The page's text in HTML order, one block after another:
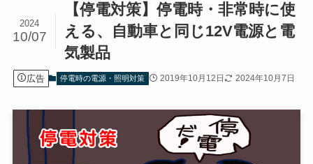
【停電対策】停電時・非常時に使
える、自動車と同じ12V電源と電
気製品
2024
10/07
広告 停電時の電源・照明対策 2019年10月12日 2024年10月7日